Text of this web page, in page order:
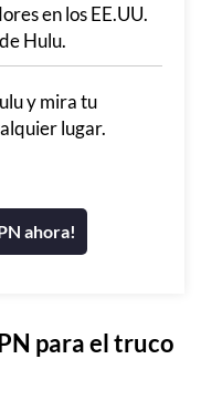
en los EE.UU.
Hulu.
y mira tu
lugar.
ahora!
para el truco